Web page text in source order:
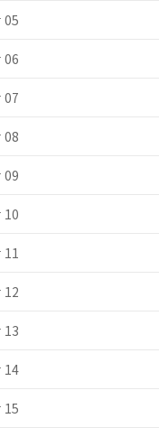
05
06
07
08
09
10
11
12
13
14
15